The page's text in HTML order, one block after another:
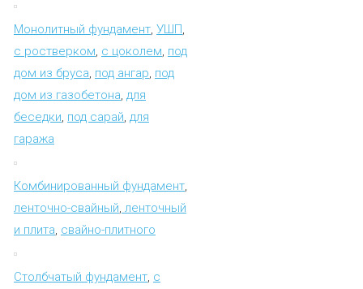
Монолитный фундамент, УШП,
с ростверком, с цоколем, под
дом из бруса, под ангар, под
дом из газобетона, для
беседки, под сарай, для
гаража
Комбинированный фундамент,
ленточно-свайный, ленточный
и плита, свайно-плитного
Столбчатый фундамент, с